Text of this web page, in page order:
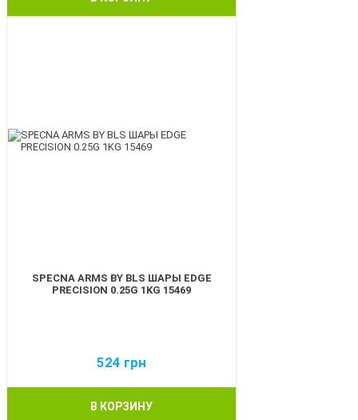
SPECNA ARMS BY BLS ШАРЫ EDGE
PRECISION 0.25G 1KG 15469
524 грн
В КОРЗИНУ